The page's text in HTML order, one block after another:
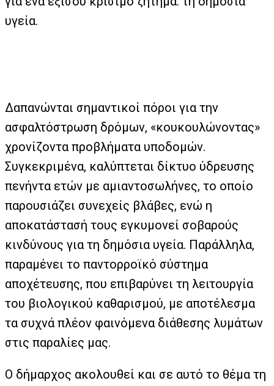
υγεία.
Δαπανώνται σημαντικοί πόροι για την
ασφαλτόστρωση δρόμων, «κουκουλώνοντας»
χρονίζοντα προβλήματα υποδομών.
Συγκεκριμένα, καλύπτεται δίκτυο ύδρευσης
πενήντα ετών με αμιαντοσωλήνες, το οποίο
παρουσιάζει συνεχείς βλάβες, ενώ η
αποκατάστασή τους εγκυμονεί σοβαρούς
κινδύνους για τη δημόσια υγεία. Παράλληλα,
παραμένει το παντορροϊκό σύστημα
αποχέτευσης, που επιβαρύνει τη λειτουργία
του βιολογικού καθαρισμού, με αποτέλεσμα
τα συχνά πλέον φαινόμενα διάθεσης λυμάτων
στις παραλίες μας.
Ο δήμαρχος ακολουθεί και σε αυτό το θέμα τη